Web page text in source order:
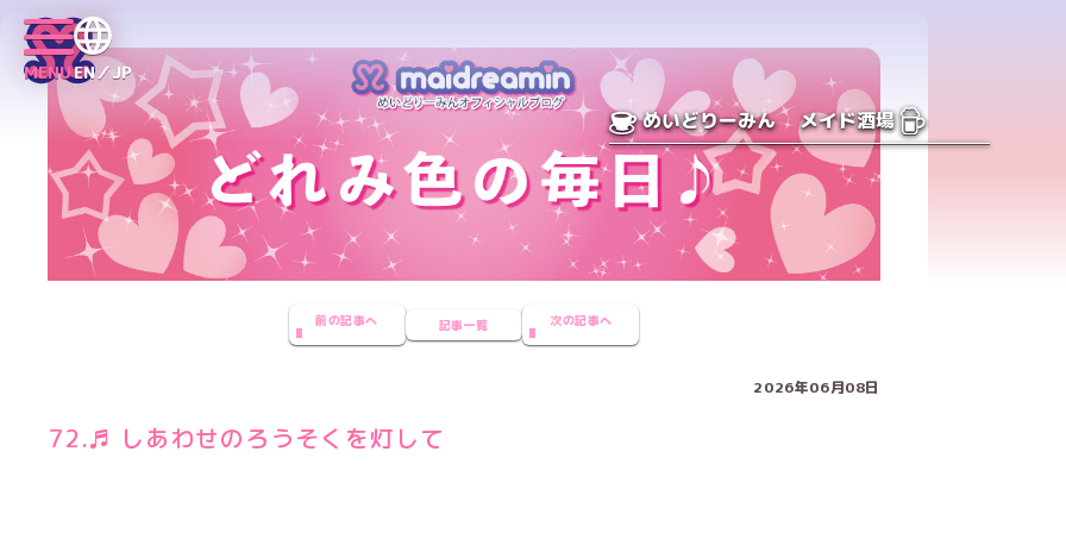
MENUEN／JP
めいどりーみん メイド酒場
前の記事へ 記事一覧 次の記事へ
2026年06月08日
72.♬ しあわせのろうそくを灯して